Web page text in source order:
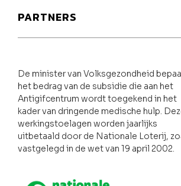
PARTNERS
De minister van Volksgezondheid
het bedrag van de subsidie die aan het
Antigifcentrum wordt toegekend in het
kader van dringende medische hulp.
werkingstoelagen worden jaarlijks
uitbetaald door de Nationale Loterij,
vastgelegd in de wet van 19 april 2002.
Nationale loterij